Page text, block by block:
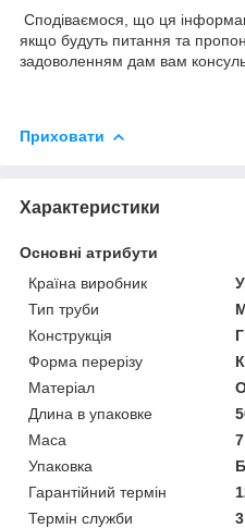
Сподіваємося, що ця
якщо будуть питання та
задоволенням дам вам
Приховати
Характеристики
Основні атрибути
Країна виробник
Тип труби
Конструкція
Форма перерізу
Матеріал
Длина в упаковке
Маса
Упаковка
Гарантійний термін
Термін служби